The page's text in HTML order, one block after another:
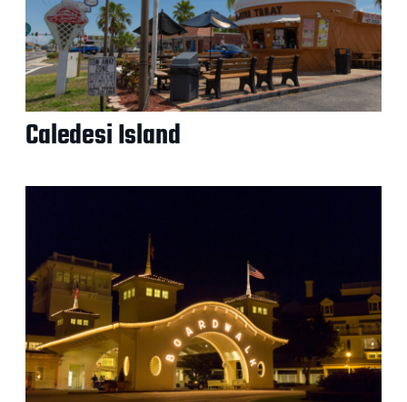
Caledesi Island